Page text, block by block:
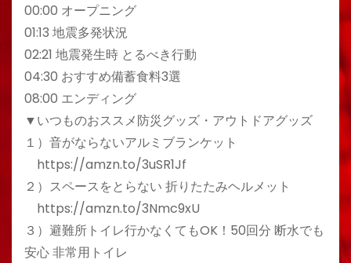
00:00 オープニング
01:13 地震多発状況
02:21 地震発生時 とるべき行動
04:30 おすすめ備蓄食料3選
08:00 エンディング
▼いつものおススメ防災グッズ・アウトドアグッズ
１）音がならないアルミブランケット
https://amzn.to/3uSR1Jf
２）スペースをとらない 折りたたみヘルメット
https://amzn.to/3Nmc9xU
３）避難所トイレ行かなくてもOK！50回分 断水でも
安心 非常用トイレ